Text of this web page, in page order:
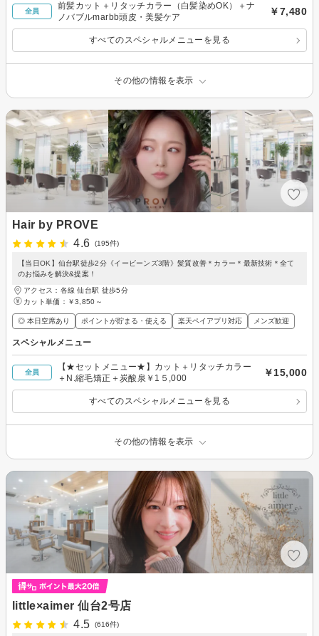
全員
前髪カット＋リタッチカラー（白髪染めOK）＋ナ
ノバブルmarbb頭皮・美髪ケア
￥7,480
すべてのスペシャルメニューを見る
その他の情報を表示
Hair by PROVE
4.6
(195件)
【当日OK】仙台駅徒歩2分《イービーンズ3階》髪質改善＊カラー＊最新技術＊全て
のお悩みを解決&提案！
アクセス：各線 仙台駅 徒歩5分
カット単価： ￥3,850～
◎ 本日空席あり ポイントが貯まる・使える 楽天ペイアプリ対応 メンズ歓迎
スペシャルメニュー
全員
【★セットメニュー★】カット＋リタッチカラー
＋N.縮毛矯正＋炭酸泉￥1５,000
￥15,000
すべてのスペシャルメニューを見る
その他の情報を表示
little×aimer 仙台2号店
4.5
(616件)